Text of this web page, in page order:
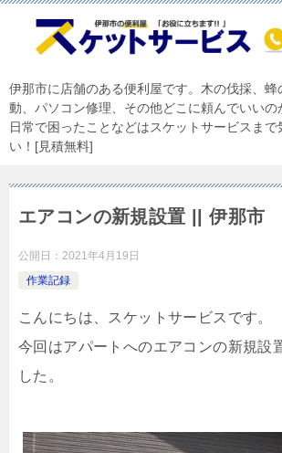
伊那市に店舗のある便利屋です。木の伐採、蜂
動、パソコン修理、その他どこに頼んでいいの
日常で困ったことなどはスケットサービスまで
い！[見積無料]
エアコンの新規設置 || 伊那市
公開日： 2021年4月19日
作業記録
こんにちは、スケットサービスです。
今回はアパートへのエアコンの新規設
した。